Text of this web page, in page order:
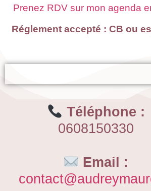
Prenez RDV sur mon agenda
Réglement accepté : CB ou
Téléphone :
0608150330
Email :